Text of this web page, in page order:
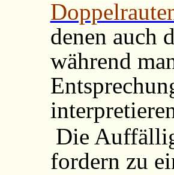
denen auch
während
Die
fordern zu